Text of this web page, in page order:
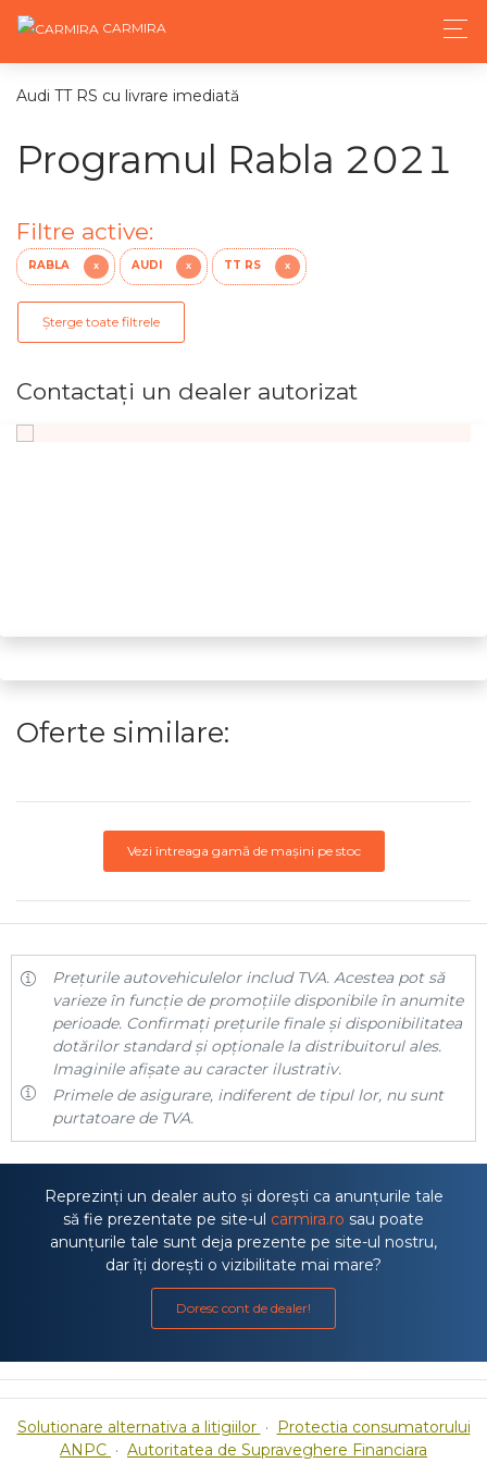
CARMIRA
Audi TT RS cu livrare imediată
Programul Rabla 2021
Filtre active:
RABLA X AUDI X TT RS X
Șterge toate filtrele
Contactaţi un dealer autorizat
Oferte similare:
Vezi întreaga gamă de mașini pe stoc
Prețurile autovehiculelor includ TVA. Acestea pot să
varieze în funcție de promoțiile disponibile în anumite
perioade. Confirmați prețurile finale și disponibilitatea
dotărilor standard și opționale la distribuitorul ales.
Imaginile afișate au caracter ilustrativ.
Primele de asigurare, indiferent de tipul lor, nu sunt
purtatoare de TVA.
Reprezinți un dealer auto și dorești ca anunțurile tale
să fie prezentate pe site-ul carmira.ro sau poate
anunțurile tale sunt deja prezente pe site-ul nostru,
dar îți dorești o vizibilitate mai mare?
Doresc cont de dealer!
Solutionare alternativa a litigiilor · Protectia consumatorului
ANPC · Autoritatea de Supraveghere Financiara